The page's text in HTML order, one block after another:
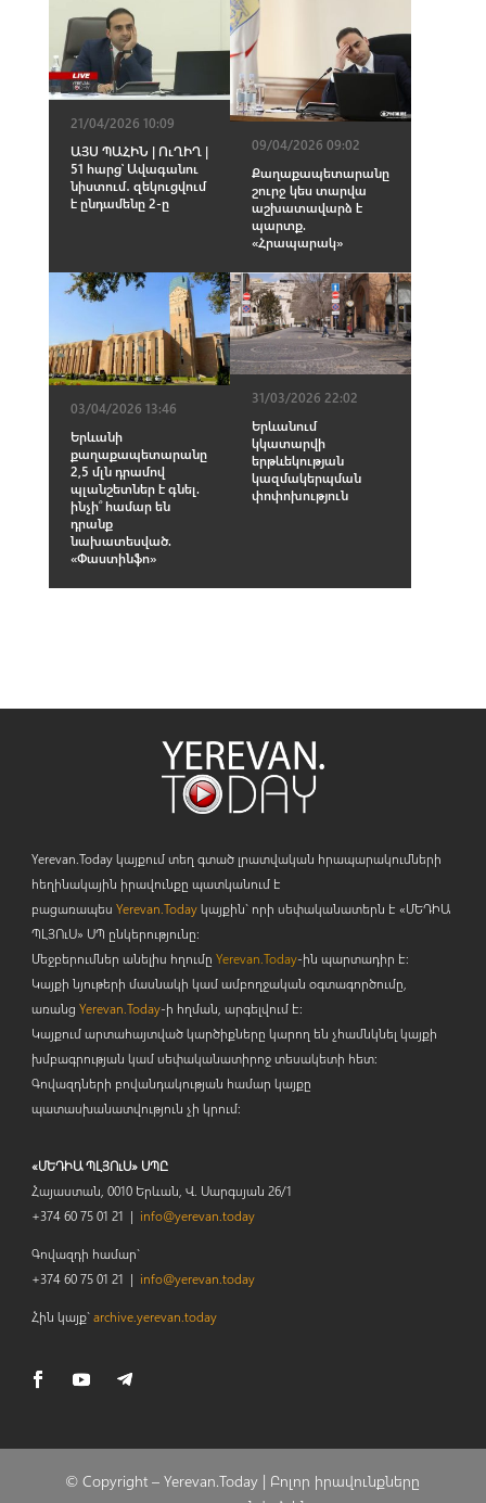
21/04/2026 10:09
ԱՅՍ ՊԱՀԻՆ | ՈւՂԻՂ |
51 հարց՝ Ավագանու
նիստում․ զեկուցվում
է ընդամենը 2-ը
09/04/2026 09:02
Քաղաքապետարանը
շուրջ կես տարվա
աշխատավարձ է
պարտք.
«Հրապարակ»
03/04/2026 13:46
Երևանի
քաղաքապետարանը
2,5 մլն դրամով
պլանշետներ է գնել.
ինչի՞ համար են
դրանք
նախատեսված.
«Փաստինֆո»
31/03/2026 22:02
Երևանում
կկատարվի
երթևեկության
կազմակերպման
փոփոխություն
Yerevan.Today կայքում տեղ գտած լրատվական հրապարակումների
հեղինակային իրավունքը պատկանում է
բացառապես Yerevan.Todayկայքին` որի սեփականատերն է «ՄԵԴԻԱ
ՊԼՅՈւՍ» ՍՊ ընկերությունը։
Մեջբերումներ անելիս հղումը Yerevan.Today-ին պարտադիր է:
Կայքի նյութերի մասնակի կամ ամբողջական օգտագործումը,
առանց Yerevan.Today-ի հղման, արգելվում է:
Կայքում արտահայտված կարծիքները կարող են չհամնկնել կայքի
խմբագրության կամ սեփականատիրոջ տեսակետի հետ:
Գովազդների բովանդակության համար կայքը
պատասխանատվություն չի կրում:
«ՄԵԴԻԱ ՊԼՅՈւՍ» ՍՊԸ
Հայաստան, 0010 Երևան, Վ. Սարգսյան 26/1
+374 60 75 01 21 | info@yerevan.today
Գովազդի համար`
+374 60 75 01 21 | info@yerevan.today
Հին կայք`archive.yerevan.today
© Copyright –Yerevan.Today | Բոլոր իրավունքները